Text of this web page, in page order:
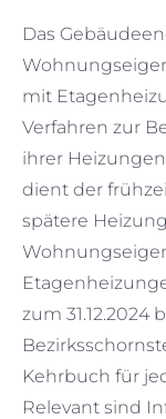
Das
mit
Verfahren zur
ihrer
dient der
spätere
zum 31.12.2024
Kehrbuch für
Relevant sind